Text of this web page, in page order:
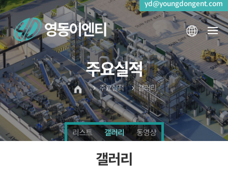
yd@youngdongent.com
주요실적
주요실적 갤러리
리스트 갤러리 동영상
갤러리